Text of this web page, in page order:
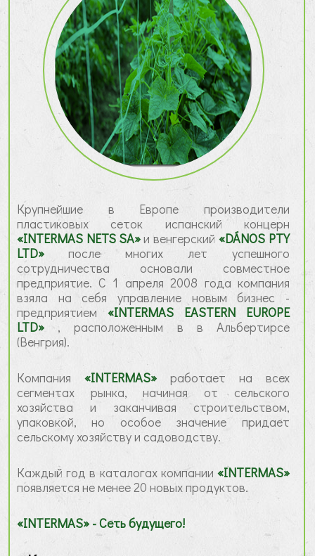
Крупнейшие в Европе производители
пластиковых сеток испанский концерн
«INTERMAS NETS SA»и венгерский «DÁNOS PTY
LTD»
сотрудничества основали совместное
предприятие. С 1 апреля 2008 года компания
взяла на себя управление новым бизнес -
предприятием «INTERMAS EASTERN EUROPE
LTD» , расположенным в в Альбертирсе
(Венгрия).
Компания «INTERMAS» работает на всех
сегментах рынка, начиная от сельского
хозяйства и заканчивая строительством,
упаковкой, но особое значение придает
сельскому хозяйству и садоводству.
Каждый год в каталогах компании «INTERMAS»
появляется не менее 20 новых продуктов.
«INTERMAS» - Сеть будущего!